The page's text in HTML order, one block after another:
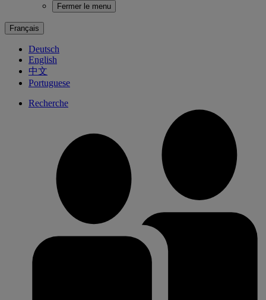
Fermer le menu
Français
Deutsch
English
中文
Portuguese
Recherche